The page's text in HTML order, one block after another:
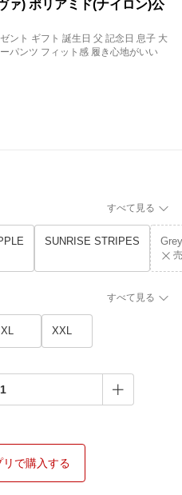
ァ) ポリアミド(ナイロン)公
ント ギフト 誕生日 父 記念日 息子 大
パンツ フィット感 履き心地がいい
すべて見る
SUNRISE STRIPES
すべて見る
XL XXL
で購入する